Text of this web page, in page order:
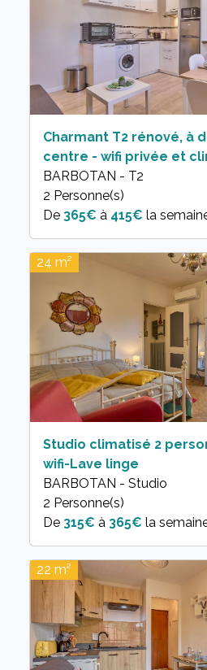
Charmant T2 rénové, à
centre - wifi privée et
BARBOTAN - T2
2 Personne(s)
365€ à 415€ la
24 m²
Studio climatisé 2
wifi-Lave linge
BARBOTAN - Studio
2 Personne(s)
315€ à 365€ la
22 m²